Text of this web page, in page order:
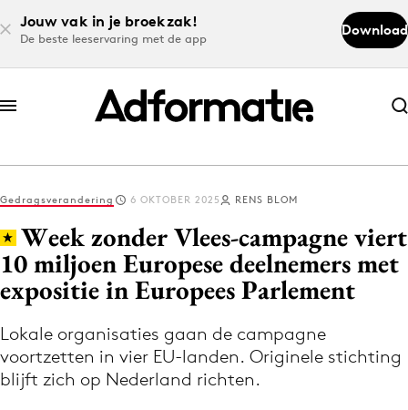
Jouw vak in je broekzak!
De beste leeservaring met de app
Download
Abonneer nu
Abonneer nu
Log in
Download de app
Volg het laatste nieuws via de Adformatie
Nieuws app
Gedragsverandering 6 OKTOBER 2025 RENS BLOM
Week zonder Vlees-campagne viert
10 miljoen Europese deelnemers met
expositie in Europees Parlement
Lokale organisaties gaan de campagne
voortzetten in vier EU-landen. Originele stichting
blijft zich op Nederland richten.